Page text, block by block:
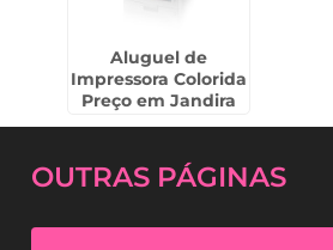
Aluguel de
Impressora Colorida
Preço em Jandira
OUTRAS PÁGINAS